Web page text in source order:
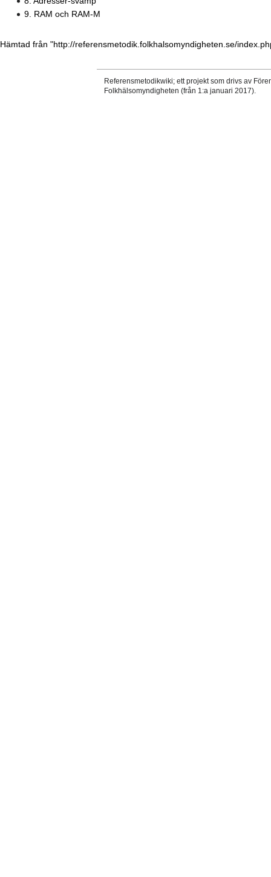
9. RAM och RAM-M
Hämtad från "http://referensmetodik.folkhalsomyndigheten.se/
Referensmetodikwiki; ett projekt som drivs av
Folkhälsomyndigheten (från 1:a januari 2017).